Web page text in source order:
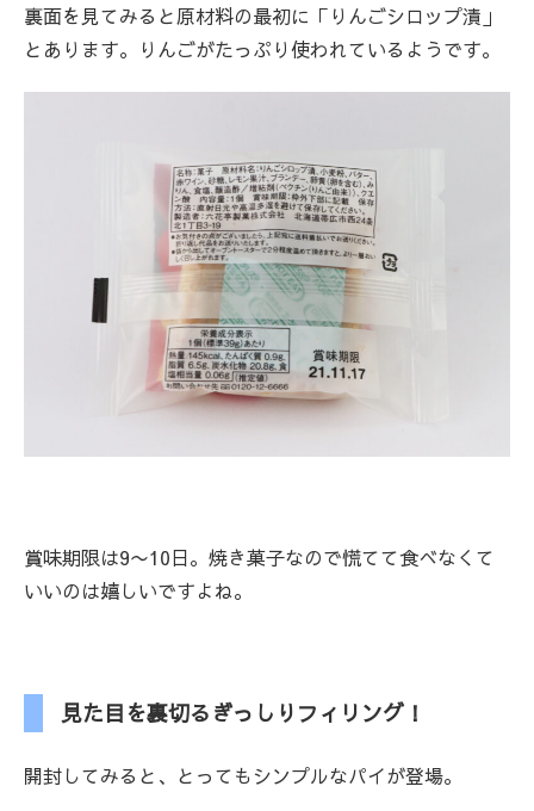
裏面を見てみると原材料の最初に「りんごシロップ漬」
とあります。りんごがたっぷり使われているようです。
賞味期限は9〜10日。焼き菓子なので慌てて食べなくて
いいのは嬉しいですよね。
見た目を裏切るぎっしりフィリング！
開封してみると、とってもシンプルなパイが登場。